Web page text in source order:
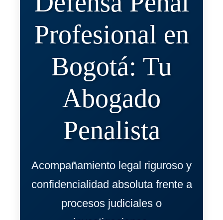
Profesional en
Bogotá: Tu
Abogado
Penalista
Acompañamiento legal riguroso y
confidencialidad absoluta frente a
procesos judiciales o